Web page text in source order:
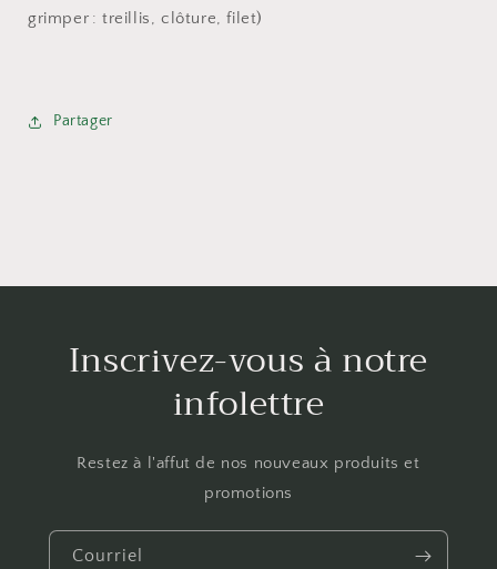
grimper : treillis, clôture, filet)
Partager
Inscrivez-vous à notre
infolettre
Restez à l'affut de nos nouveaux produits et
promotions
Courriel